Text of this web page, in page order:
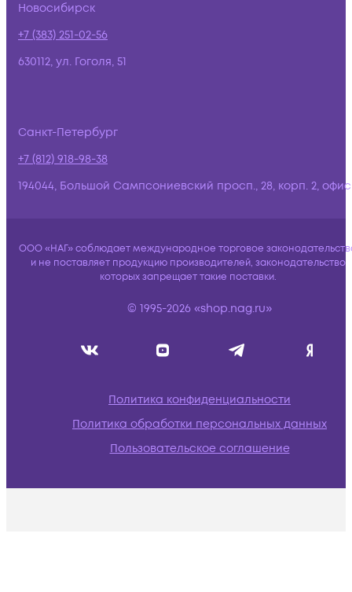
Новосибирск
+7 (383) 251-02-56
630112, ул. Гоголя, 51
Санкт-Петербург
+7 (812) 918-98-38
194044, Большой Сампсониевский просп., 28, корп. 2,
ООО «НАГ» соблюдает международное торговое
и не поставляет продукцию производителей, законодательство
которых запрещает такие поставки.
© 1995-2026 «shop.nag.ru»
Политика конфиденциальности
Политика обработки персональных данных
Пользовательское соглашение